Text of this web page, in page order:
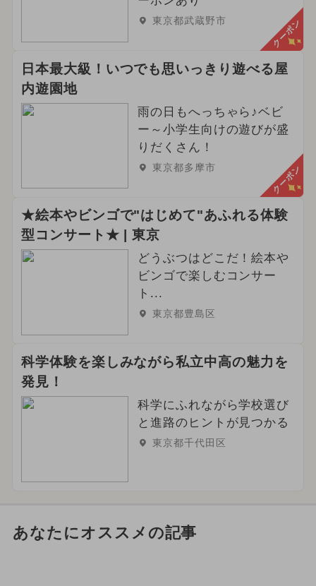
東京都武蔵野市 クーポン
日本最大級！いつでも思いっきり遊べる屋
内遊園地
雨の日もへっちゃら♪ベビ
ー～小学生向けの遊びが盛
りだくさん！
東京都多摩市 クーポン
★絵本やビンゴで"はじめて"あふれる体験
型コンサート★ | 東京
どうぶつはどこだ！絵本や
ビンゴで楽しむコンサー
ト...
東京都豊島区
科学体験を楽しみながら私立中高の魅力を
発見！
科学にふれながら学校選び
と進路のヒントが見つかる
東京都千代田区
あなたにオススメの記事